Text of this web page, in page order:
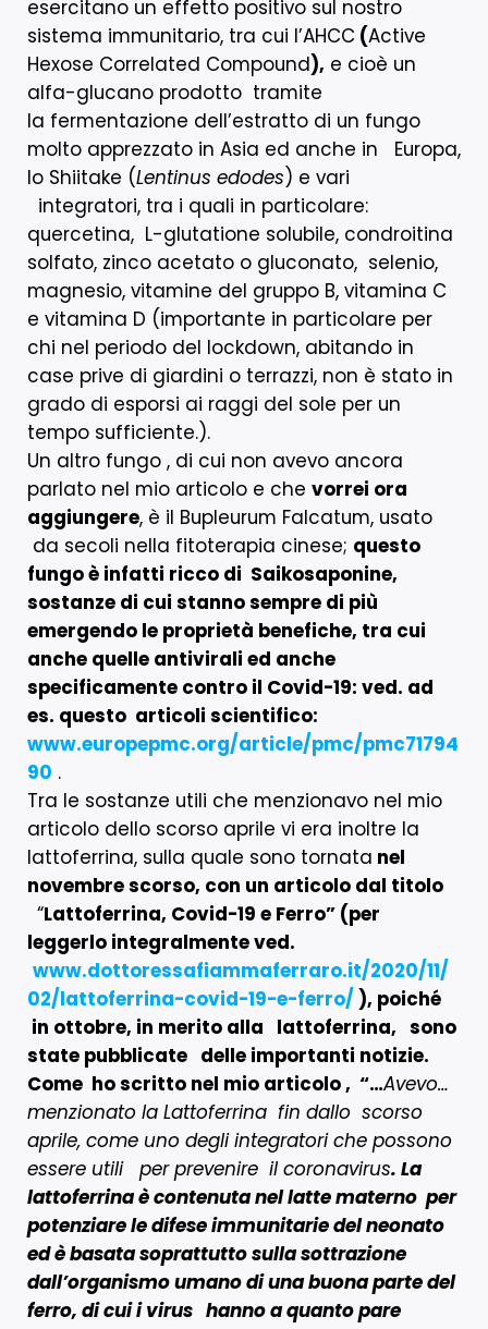
esercitano un effetto positivo sul nostro
sistema immunitario, tra cui l’AHCC (Active
Hexose Correlated Compound), e cioè un
alfa-glucano prodotto tramite
la fermentazione dell’estratto di un fungo
molto apprezzato in Asia ed anche in Europa,
lo Shiitake (Lentinus edodes) e vari
integratori, tra i quali in particolare:
quercetina, L-glutatione solubile, condroitina
solfato, zinco acetato o gluconato, selenio,
magnesio, vitamine del gruppo B, vitamina C
e vitamina D (importante in particolare per
chi nel periodo del lockdown, abitando in
case prive di giardini o terrazzi, non è stato in
grado di esporsi ai raggi del sole per un
tempo sufficiente.).
Un altro fungo , di cui non avevo ancora
parlato nel mio articolo e che vorrei ora
aggiungere, è il Bupleurum Falcatum, usato
da secoli nella fitoterapia cinese; questo
fungo è infatti ricco di Saikosaponine,
sostanze di cui stanno sempre di più
emergendo le proprietà benefiche, tra cui
anche quelle antivirali ed anche
specificamente contro il Covid-19: ved. ad
es. questo articoli scientifico:
www.europepmc.org/article/pmc/pmc71794
90 .
Tra le sostanze utili che menzionavo nel mio
articolo dello scorso aprile vi era inoltre la
lattoferrina, sulla quale sono tornata nel
novembre scorso, con un articolo dal titolo
“Lattoferrina, Covid-19 e Ferro” (per
leggerlo integralmente ved.
www.dottoressafiammaferraro.it/2020/11/
02/lattoferrina-covid-19-e-ferro/ ), poiché
in ottobre, in merito alla lattoferrina, sono
state pubblicate delle importanti notizie.
Come ho scritto nel mio articolo , “…Avevo…
menzionato la Lattoferrina fin dallo scorso
aprile, come uno degli integratori che possono
essere utili per prevenire il coronavirus. La
lattoferrina è contenuta nel latte materno per
potenziare le difese immunitarie del neonato
ed è basata soprattutto sulla sottrazione
dall’organismo umano di una buona parte del
ferro, di cui i virus hanno a quanto pare